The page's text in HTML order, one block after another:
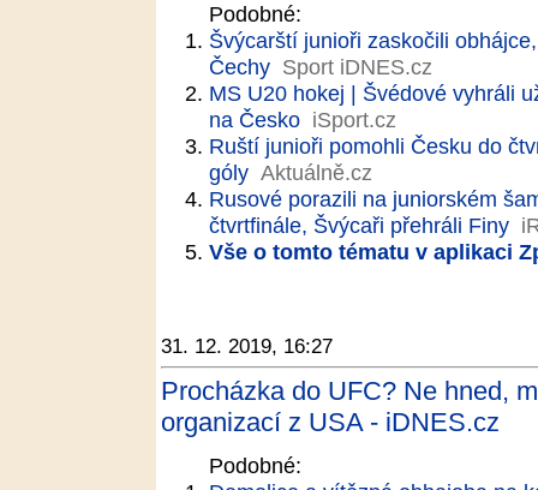
Podobné:
Švýcarští junioři zaskočili
Čechy Sport iDNES.cz
MS U20 hokej | Švédové vyhráli
na Česko iSport.cz
Ruští junioři pomohli Česku do
góly Aktuálně.cz
Rusové porazili na juniorském
čtvrtfinále, Švýcaři přehráli Finy
Vše o tomto tématu v aplikaci
31. 12. 2019, 16:27
Procházka do UFC? Ne hned,
organizací z USA - iDNES.cz
Podobné: